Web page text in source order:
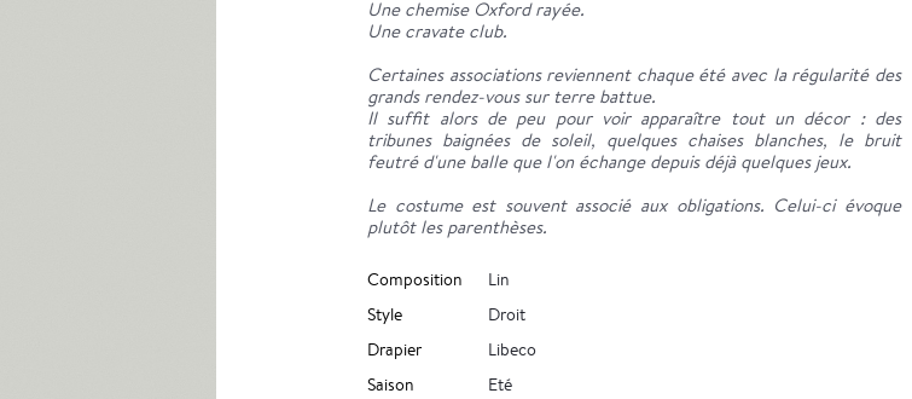
Une chemise Oxford rayée.
Une cravate club.
Certaines associations reviennent chaque été avec la régularité des
grands rendez-vous sur terre battue.
Il suffit alors de peu pour voir apparaître tout un décor : des
tribunes baignées de soleil, quelques chaises blanches, le bruit
feutré d'une balle que l'on échange depuis déjà quelques jeux.
Le costume est souvent associé aux obligations. Celui-ci évoque
plutôt les parenthèses.
Composition
Lin
Style
Droit
Drapier
Libeco
Saison
Eté